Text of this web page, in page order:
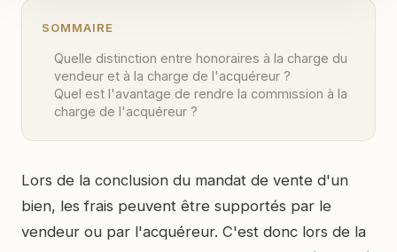
SOMMAIRE
Quelle distinction entre honoraires à la charge du
vendeur et à la charge de l'acquéreur ?
Quel est l'avantage de rendre la commission à la
charge de l'acquéreur ?
Lors de la conclusion du mandat de vente d'un
bien, les frais peuvent être supportés par le
vendeur ou par l'acquéreur. C'est donc lors de la